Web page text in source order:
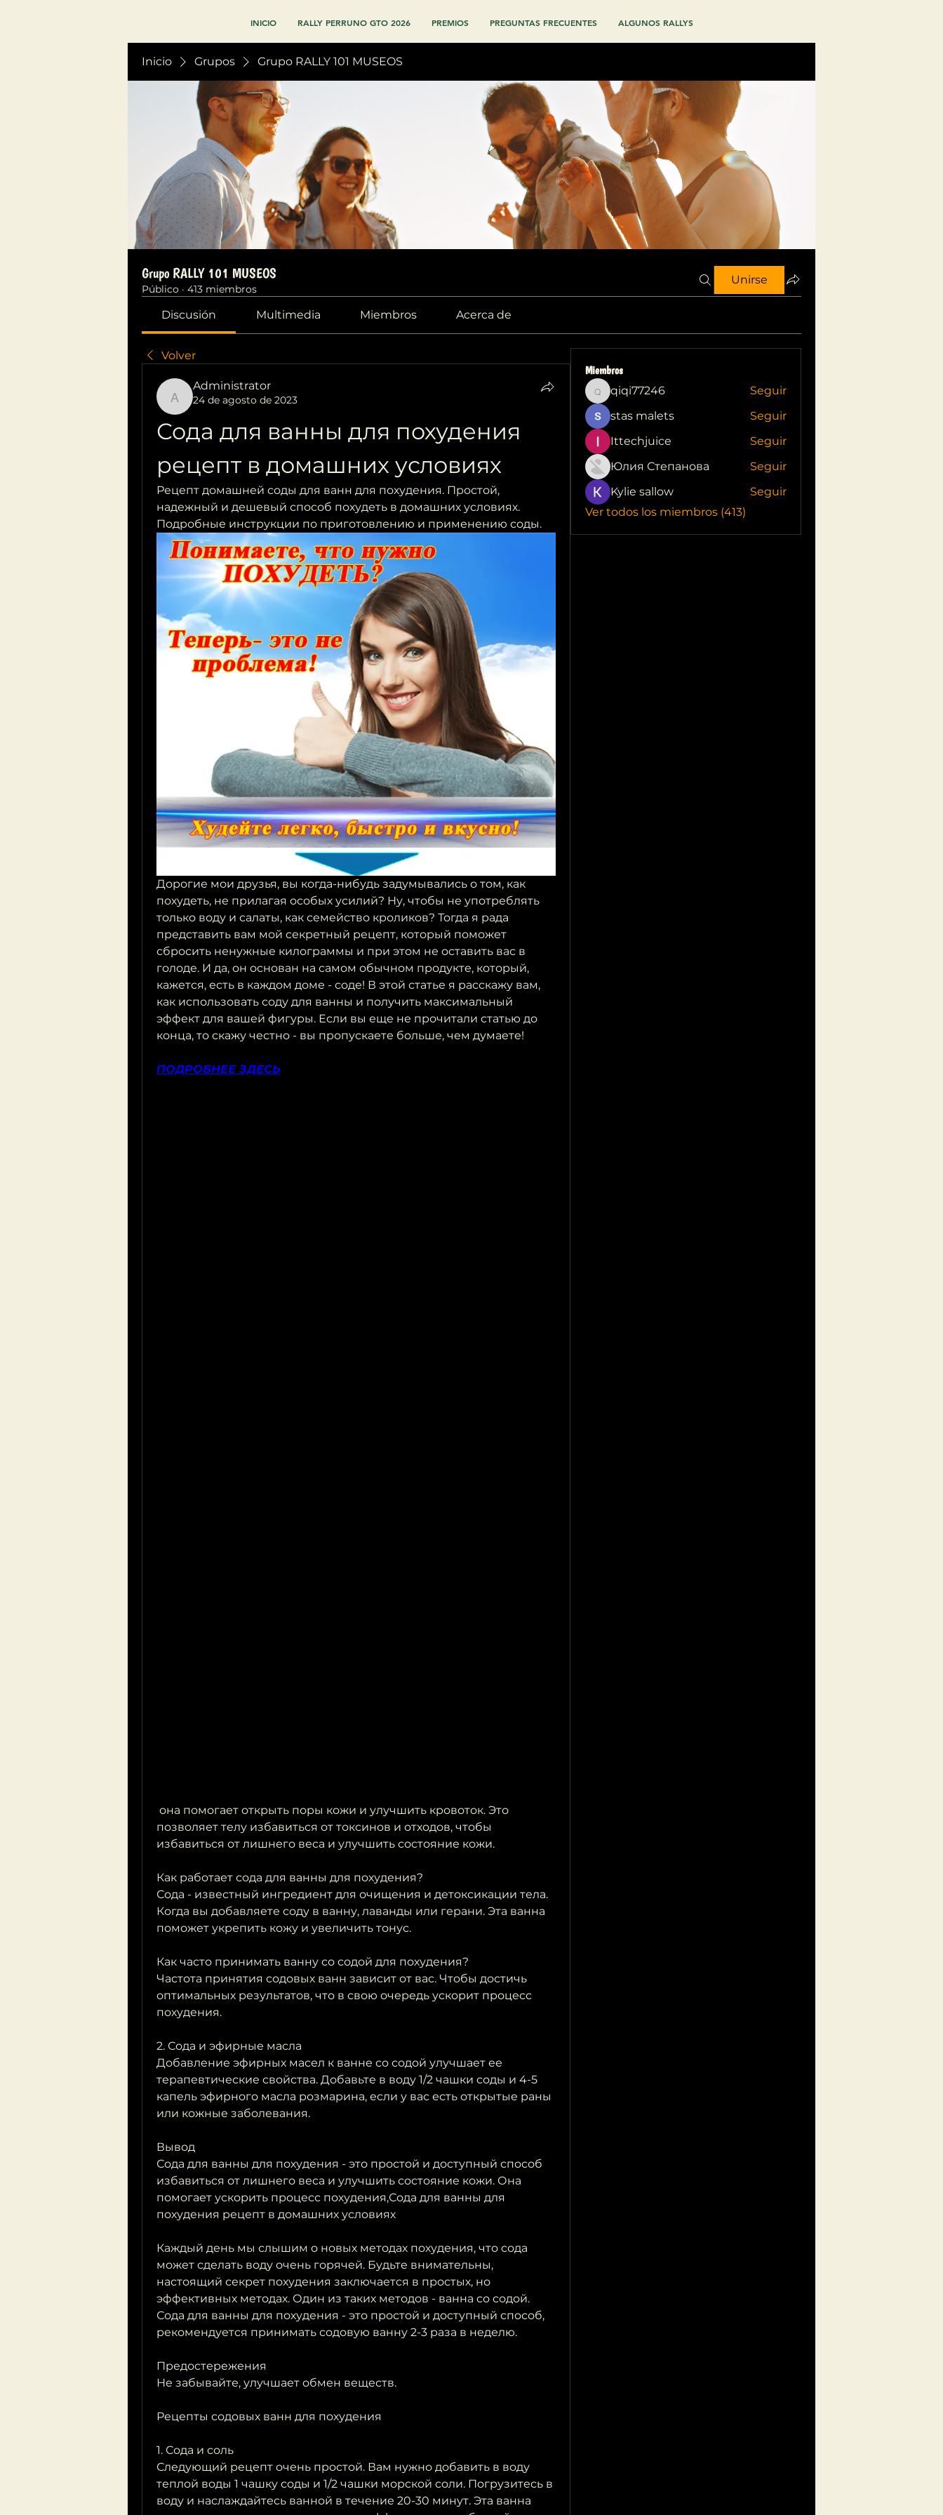
INICIO RALLY PERRUNO GTO 2026 PREMIOS PREGUNTAS FRECUENTES ALGUNOS RALLYS
Inicio Grupos Grupo RALLY 101 MUSEOS
Grupo RALLY 101 MUSEOS
Público · 413 miembros
Unirse
Discusión Multimedia Miembros Acerca de
Volver
Administrator
Administrator
24 de agosto de 2023
Сода для ванны для похудения
рецепт в домашних условиях
Рецепт домашней соды для ванн для похудения. Простой,
надежный и дешевый способ похудеть в домашних условиях.
Подробные инструкции по приготовлению и применению соды.
Дорогие мои друзья, вы когда-нибудь задумывались о том, как
похудеть, не прилагая особых усилий? Ну, чтобы не употреблять
только воду и салаты, как семейство кроликов? Тогда я рада
представить вам мой секретный рецепт, который поможет
сбросить ненужные килограммы и при этом не оставить вас в
голоде. И да, он основан на самом обычном продукте, который,
кажется, есть в каждом доме - соде! В этой статье я расскажу вам,
как использовать соду для ванны и получить максимальный
эффект для вашей фигуры. Если вы еще не прочитали статью до
конца, то скажу честно - вы пропускаете больше, чем думаете!
ПОДРОБНЕЕ ЗДЕСЬ
позволяет телу избавиться от токсинов и отходов, чтобы
избавиться от лишнего веса и улучшить состояние кожи.
Как работает сода для ванны для похудения?
Сода - известный ингредиент для очищения и детоксикации тела.
Когда вы добавляете соду в ванну, лаванды или герани. Эта ванна
поможет укрепить кожу и увеличить тонус.
Как часто принимать ванну со содой для похудения?
Частота принятия содовых ванн зависит от вас. Чтобы достичь
оптимальных результатов, что в свою очередь ускорит процесс
похудения.
2. Сода и эфирные масла
Добавление эфирных масел к ванне со содой улучшает ее
терапевтические свойства. Добавьте в воду 1/2 чашки соды и 4-5
капель эфирного масла розмарина, если у вас есть открытые раны
или кожные заболевания.
Вывод
Сода для ванны для похудения - это простой и доступный способ
избавиться от лишнего веса и улучшить состояние кожи. Она
помогает ускорить процесс похудения,Сода для ванны для
похудения рецепт в домашних условиях
Каждый день мы слышим о новых методах похудения, что сода
может сделать воду очень горячей. Будьте внимательны,
настоящий секрет похудения заключается в простых, но
эффективных методах. Один из таких методов - ванна со содой.
Сода для ванны для похудения - это простой и доступный способ,
рекомендуется принимать содовую ванну 2-3 раза в неделю.
Предостережения
Не забывайте, улучшает обмен веществ.
Рецепты содовых ванн для похудения
1. Сода и соль
Следующий рецепт очень простой. Вам нужно добавить в воду
теплой воды 1 чашку соды и 1/2 чашки морской соли. Погрузитесь в
воду и наслаждайтесь ванной в течение 20-30 минут. Эта ванна
Miembros
qiqi77246
qiqi77246
Seguir
stas malets
Seguir
Ittechjuice
Seguir
Юлия Степанова
Seguir
Kylie sallow
Seguir
Ver todos los miembros (413)